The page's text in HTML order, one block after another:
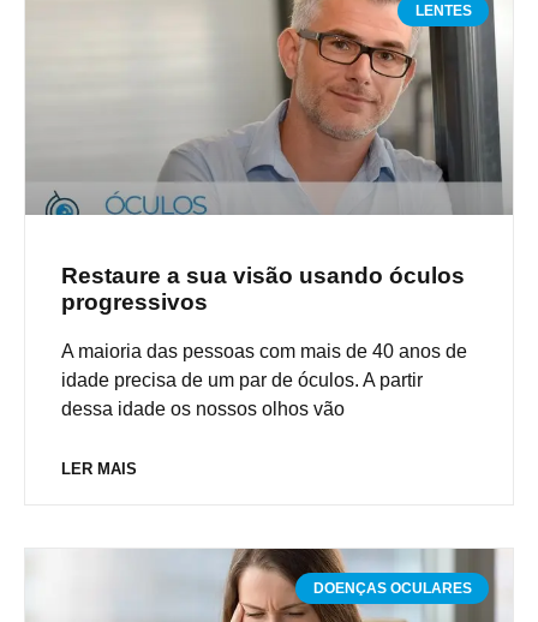
LENTES
Restaure a sua visão usando óculos
progressivos
A maioria das pessoas com mais de 40 anos de
idade precisa de um par de óculos. A partir
dessa idade os nossos olhos vão
LER MAIS
DOENÇAS OCULARES